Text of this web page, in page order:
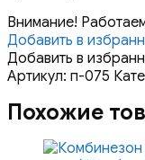
Внимание!
Добавить в
Добавить в
Артикул: п-075
Похожие